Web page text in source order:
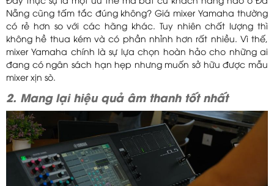
Nẵng cũng tấm tắc đúng không? Giá mixer Yamaha thường
có rẻ hơn so với các hãng khác. Tuy nhiên chất lượng thì
không hề thua kém và có phần nhỉnh hơn rất nhiều. Vì thế,
mixer Yamaha chính là sự lựa chọn hoàn hảo cho những ai
đang có ngân sách hạn hẹp nhưng muốn sở hữu được mẫu
mixer xịn sò.
2. Mang lại hiệu quả âm thanh tốt nhất